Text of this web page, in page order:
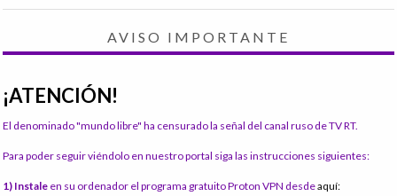
AVISO IMPORTANTE
¡ATENCIÓN!
El denominado "mundo libre" ha censurado la señal del canal ruso de TV RT.
Para poder seguir viéndolo en nuestro portal siga las instrucciones siguientes:
1) Instale en su ordenador el programa gratuito Proton VPN desdeaquí: